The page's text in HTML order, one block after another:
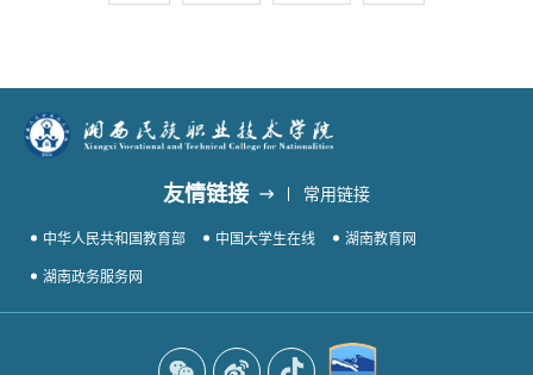
友情链接 常用链接
中华人民共和国教育部 中国大学生在线
湖南教育网
湖南政务服务网